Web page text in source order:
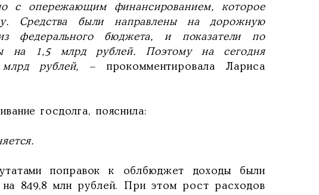
с опережающим финансированием, которое
Средства были направлены на дорожную
федерального бюджета, и показатели по
на 1,5 млрд рублей. Поэтому на сегодня
рублей,
– прокомментировала Лариса
госдолга, пояснила:
поправок к облбюджет доходы были
849,8 млн рублей. При этом рост расходов